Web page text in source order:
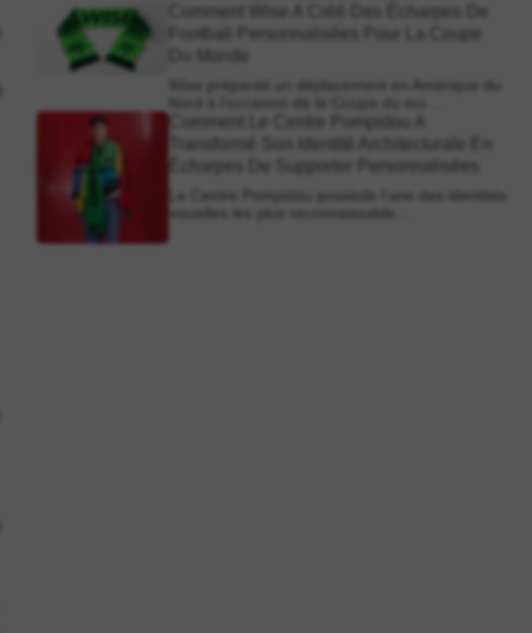
Comment Wise A Créé Des Écharpes De
Football Personnalisées Pour La Coupe
Comment Le Centre Pompidou A
Transformé Son Identité Architecturale En
Écharpes De Supporter Personnalisées